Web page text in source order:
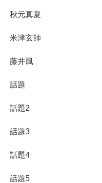
秋元真夏
米津玄師
藤井風
話題
話題2
話題3
話題4
話題5